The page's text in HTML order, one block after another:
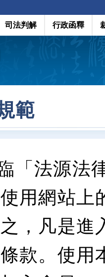
司法判解 行政函釋
範
「法源法
用網站上
，凡是進
款。使用